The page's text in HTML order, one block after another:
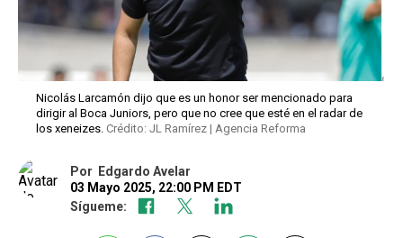
Nicolás Larcamón dijo que es un honor ser mencionado para
dirigir al Boca Juniors, pero que no cree que esté en el radar de
los xeneizes. Crédito: JL Ramírez | Agencia Reforma
Por
Edgardo Avelar
03 Mayo 2025, 22:00 PM EDT
Sígueme: